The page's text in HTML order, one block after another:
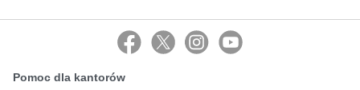
Pomoc dla kantorów